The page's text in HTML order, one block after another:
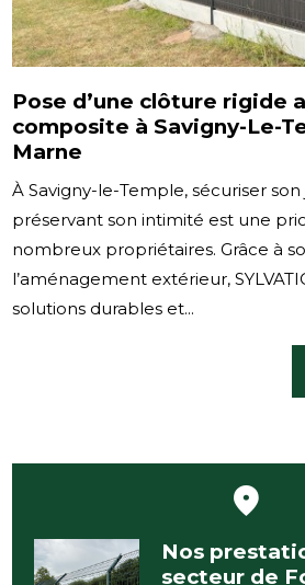
Pose d’une clôture rigide
composite à Savigny-Le-
Marne
À Savigny-le-Temple, sécuriser
préservant son intimité est une
nombreux propriétaires. Grâce à
l’aménagement extérieur,
solutions durables et...
Nos
secteur de